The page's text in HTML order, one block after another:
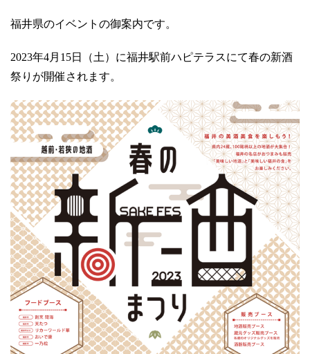
福井県のイベントの御案内です。
2023年4月15日（土）に福井駅前ハピテラスにて春の新酒
祭りが開催されます。